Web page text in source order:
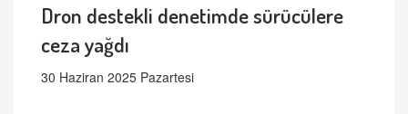
Dron destekli denetimde sürücülere
ceza yağdı
30 Haziran 2025 Pazartesi